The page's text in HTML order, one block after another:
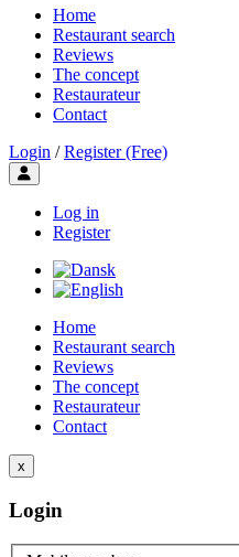
Home
Restaurant search
Reviews
The concept
Restaurateur
Contact
Login / Register (Free)
Toggle user menu
Log in
Register
Home
Restaurant search
Reviews
The concept
Restaurateur
Contact
x
Login